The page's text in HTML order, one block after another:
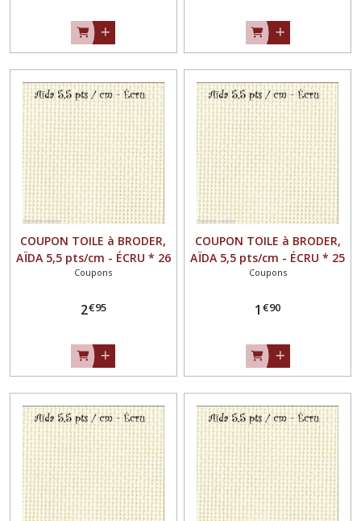
COUPON TOILE à BRODER,
AÏDA 5,5 pts/cm - ÉCRU * 26
x 63 cm *
Coupons
2€95
COUPON TOILE à BRODER,
AÏDA 5,5 pts/cm - ÉCRU * 25
x 42 cm *
Coupons
1 €90